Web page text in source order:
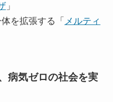
」
を拡張する「 メルティ
病気ゼロの社会を実